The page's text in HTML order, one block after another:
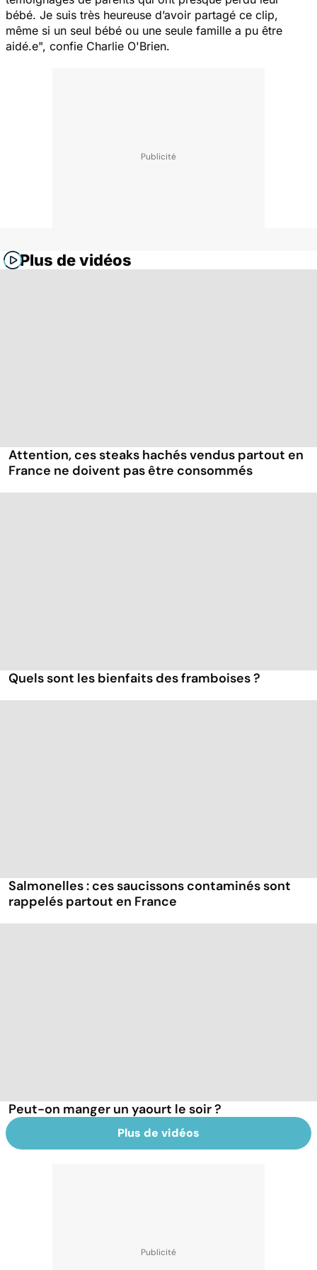
bébé. Je suis très heureuse d’avoir partagé ce clip,
même si un seul bébé ou une seule famille a pu être
aidé.e", confie Charlie O'Brien.
Plus de vidéos
Attention, ces steaks hachés vendus partout en
France ne doivent pas être consommés
Quels sont les bienfaits des framboises ?
Salmonelles : ces saucissons contaminés sont
rappelés partout en France
Peut-on manger un yaourt le soir ?
Plus de vidéos